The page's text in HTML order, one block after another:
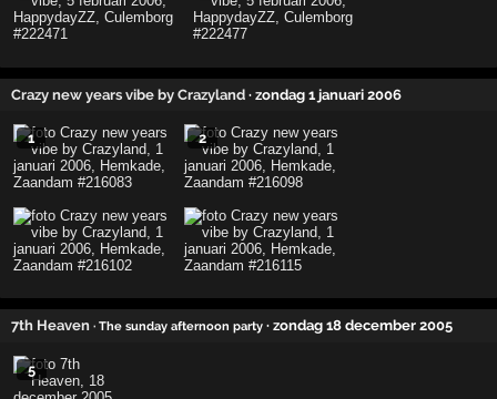
Crazy new years vibe by Crazyland · zondag 1 januari 2006
1 2
7th Heaven · The sunday afternoon party · zondag 18 december 2005
5